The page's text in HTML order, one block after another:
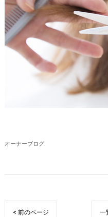
オーナーブログ
< 前のページ 一